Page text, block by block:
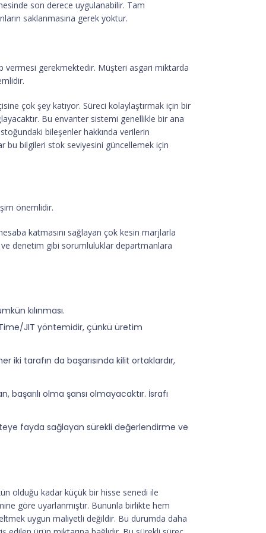
son derece uygulanabilir. Tam
saklanmasına gerek yoktur.
vermesi gerekmektedir. Müşteri asgari miktarda
çok şey katıyor. Süreci kolaylaştırmak için bir
Bu envanter sistemi genellikle bir ana
bileşenler hakkında verilerin
bu bilgileri stok seviyesini güncellemek için
önemlidir.
katmasını sağlayan çok kesin marjlarla
denetim gibi sorumluluklar departmanlara
kılınması.
JIT yöntemidir, çünkü üretim
tarafın da başarısında kilit ortaklardır,
başarılı olma şansı olmayacaktır. İsrafı
fayda sağlayan sürekli değerlendirme ve
olduğu kadar küçük bir hisse senedi ile
göre uyarlanmıştır. Bununla birlikte hem
uygun maliyetli değildir. Bu durumda daha